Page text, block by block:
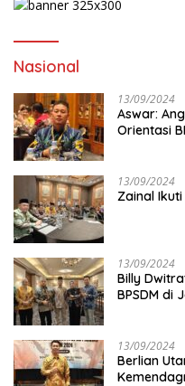
Nasional
13/09/2024
Aswar:
Orientasi
13/09/2024
Zainal
13/09/2024
Billy
BPSDM di
13/09/2024
Berlian